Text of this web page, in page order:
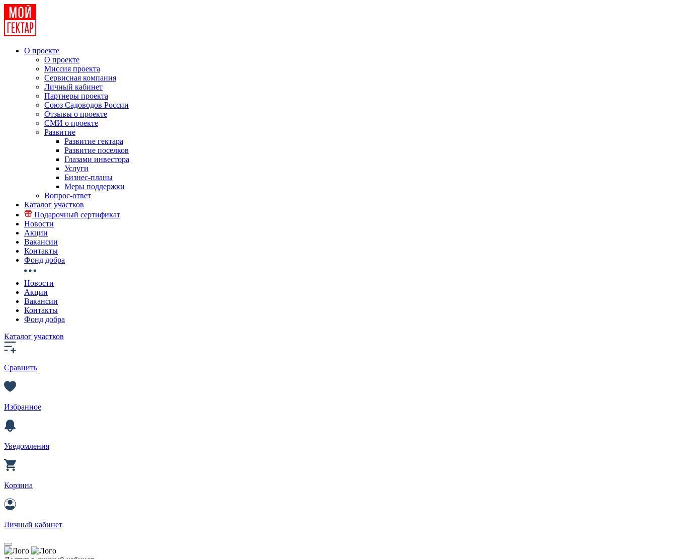
О проекте
О проекте
Миссия проекта
Сервисная компания
Личный кабинет
Партнеры проекта
Союз Садоводов России
Отзывы о проекте
СМИ о проекте
Развитие
Развитие гектара
Развитие поселков
Глазами инвестора
Услуги
Бизнес-планы
Меры поддержки
Вопрос-ответ
Каталог участков
Подарочный сертификат
Новости
Акции
Вакансии
Контакты
Фонд добра
Новости
Акции
Вакансии
Контакты
Фонд добра
Каталог участков
Сравнить
Избранное
Уведомления
Корзина
Личный кабинет